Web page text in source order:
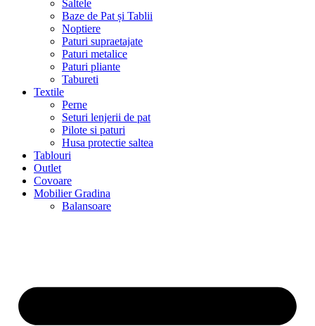
Saltele
Baze de Pat și Tablii
Noptiere
Paturi supraetajate
Paturi metalice
Paturi pliante
Tabureti
Textile
Perne
Seturi lenjerii de pat
Pilote si paturi
Husa protectie saltea
Tablouri
Outlet
Covoare
Mobilier Gradina
Balansoare